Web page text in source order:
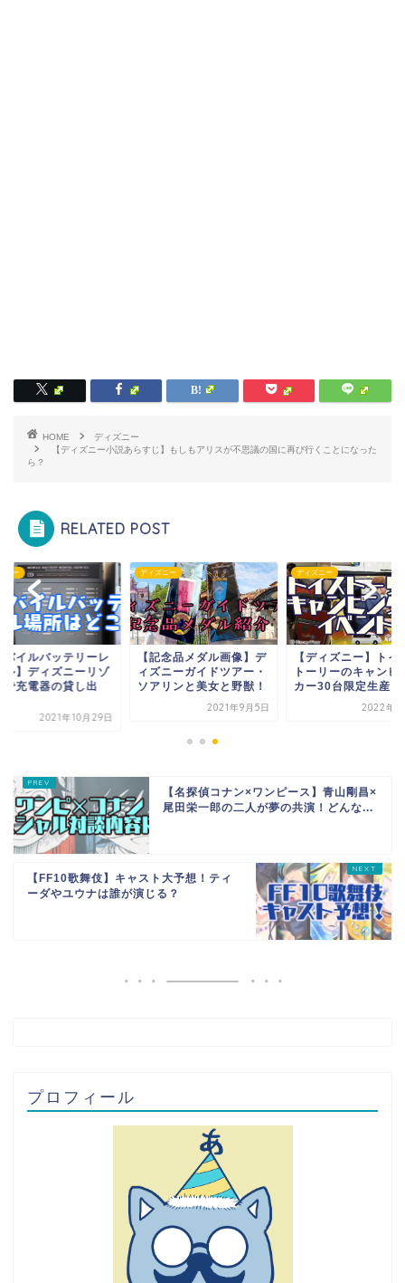
HOME
ディズニー
【ディズニー小説あらすじ】もしもアリスが不思議の国に再び行くことになった
ら？
RELATED POST
ニー
バイルバッテリーレ
ル】ディズニーリゾ
で充電器の貸し出
2021年10月29日
ディズニー
【記念品メダル画像】デ
ィズニーガイドツアー・
ソアリンと美女と野獣！
2021年9月5日
ディズニー
【ディズニー】トイ
トーリーのキャンピ
カー30台限定⽣産！
2022年7
【名探偵コナン×ワンピース】青山剛昌×
尾田栄一郎の二人が夢の共演！どんな...
【FF10歌舞伎】キャスト大予想！ティ
ーダやユウナは誰が演じる？
プロフィール